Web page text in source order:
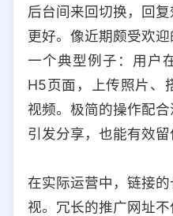
后台间来回切换，回
更好。像近期颇受欢
一个典型例子：用户
H5页面，上传照片、
视频。极简的操作配
引发分享，也能有效留
在实际运营中，链接
视。冗长的推广网址